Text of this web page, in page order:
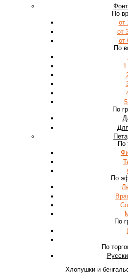
По
от
от
от
По
По
По
По
По
По
Хлопушки и